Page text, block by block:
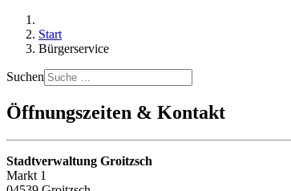
Start
Bürgerservice
Suchen
Öffnungszeiten & Kontakt
Stadtverwaltung Groitzsch
Markt 1